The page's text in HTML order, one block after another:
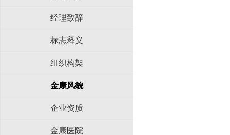
经理致辞
标志释义
组织构架
金康风貌
企业资质
金康医院